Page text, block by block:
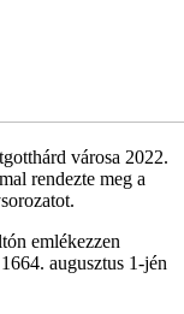
városa 2022.
rendezte meg a
emlékezzen
augusztus 1-jén